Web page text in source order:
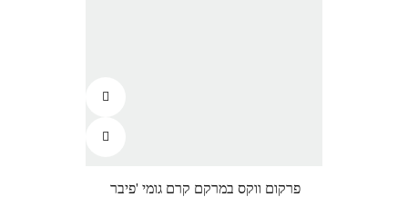
פרקום ווקס במרקם קרם גומי 'פיבר